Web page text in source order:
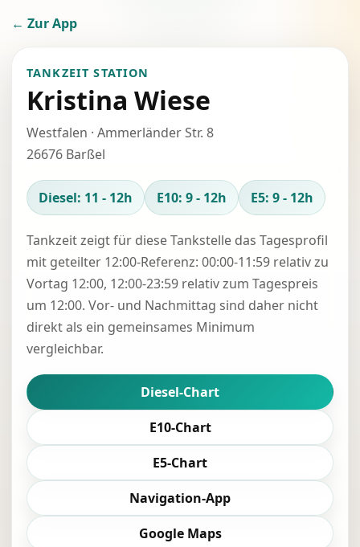
← Zur App
TANKZEIT STATION
Kristina Wiese
Westfalen · Ammerländer Str. 8
26676 Barßel
Diesel: 11 - 12h E10: 9 - 12h E5: 9 - 12h
Tankzeit zeigt für diese Tankstelle das Tagesprofil
mit geteilter 12:00-Referenz: 00:00-11:59 relativ zu
Vortag 12:00, 12:00-23:59 relativ zum Tagespreis
um 12:00. Vor- und Nachmittag sind daher nicht
direkt als ein gemeinsames Minimum
vergleichbar.
Diesel-Chart
E10-Chart
E5-Chart
Navigation-App
Google Maps